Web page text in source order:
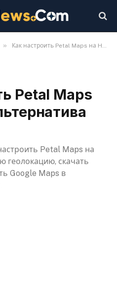
» Как настроить Petal Maps на Huawei: альтернатива Google Maps
Petal Maps
Petal Maps на
геолокацию, скачать
Google Maps в